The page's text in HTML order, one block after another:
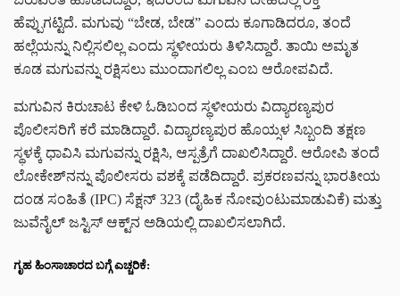
ಹೆಪ್ಪುಗಟ್ಟಿದೆ. ಮಗುವು “ಬೇಡ, ಬೇಡ” ಎಂದು ಕೂಗಾಡಿದರೂ, ತಂದೆ
ಹಲ್ಲೆಯನ್ನು ನಿಲ್ಲಿಸಲಿಲ್ಲ ಎಂದು ಸ್ಥಳೀಯರು ತಿಳಿಸಿದ್ದಾರೆ. ತಾಯಿ ಅಮೃತ
ಕೂಡ ಮಗುವನ್ನು ರಕ್ಷಿಸಲು ಮುಂದಾಗಲಿಲ್ಲ ಎಂಬ ಆರೋಪವಿದೆ.
ಮಗುವಿನ ಕಿರುಚಾಟ ಕೇಳಿ ಓಡಿಬಂದ ಸ್ಥಳೀಯರು ವಿದ್ಯಾರಣ್ಯಪುರ
ಪೊಲೀಸರಿಗೆ ಕರೆ ಮಾಡಿದ್ದಾರೆ. ವಿದ್ಯಾರಣ್ಯಪುರ ಹೊಯ್ಸಳ ಸಿಬ್ಬಂದಿ ತಕ್ಷಣ
ಸ್ಥಳಕ್ಕೆ ಧಾವಿಸಿ ಮಗುವನ್ನು ರಕ್ಷಿಸಿ, ಆಸ್ಪತ್ರೆಗೆ ದಾಖಲಿಸಿದ್ದಾರೆ. ಆರೋಪಿ ತಂದೆ
ಲೋಕೇಶ್‌ನನ್ನು ಪೊಲೀಸರು ವಶಕ್ಕೆ ಪಡೆದಿದ್ದಾರೆ. ಪ್ರಕರಣವನ್ನು ಭಾರತೀಯ
ದಂಡ ಸಂಹಿತೆ (IPC) ಸೆಕ್ಷನ್ 323 (ದೈಹಿಕ ನೋವುಂಟುಮಾಡುವಿಕೆ) ಮತ್ತು
ಜುವೆನೈಲ್ ಜಸ್ಟಿಸ್ ಆಕ್ಟ್‌ನ ಅಡಿಯಲ್ಲಿ ದಾಖಲಿಸಲಾಗಿದೆ.
ಗೃಹ ಹಿಂಸಾಚಾರದ ಬಗ್ಗೆ ಎಚ್ಚರಿಕೆ: